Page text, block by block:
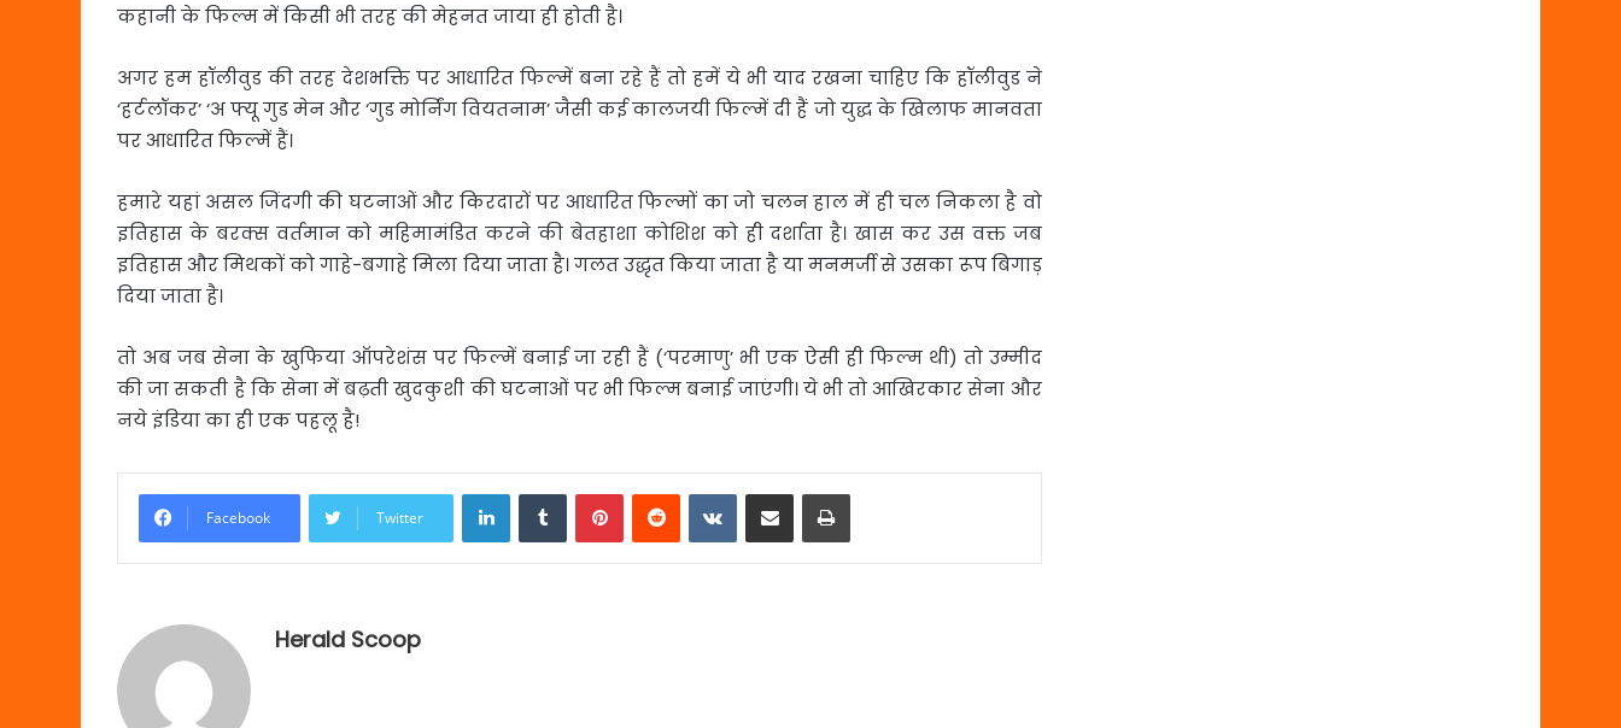
कहानी के फिल्म में किसी भी तरह की मेहनत जाया ही होती है।
अगर हम हॉलीवुड की तरह देशभक्ति पर आधारित फिल्में बना रहे हैं तो हमें ये भी याद रखना चाहिए कि हॉलीवुड ने
‘हर्टलॉकर’ ‘अ फ्यू गुड मेन और ‘गुड मोर्निंग वियतनाम’ जैसी कई कालजयी फिल्में दी हैं जो युद्ध के खिलाफ मानवता
पर आधारित फिल्में हैं।
हमारे यहां असल जिंदगी की घटनाओं और किरदारों पर आधारित फिल्मों का जो चलन हाल में ही चल निकला है वो
इतिहास के बरक्स वर्तमान को महिमामंडित करने की बेतहाशा कोशिश को ही दर्शाता है। खास कर उस वक्त जब
इतिहास और मिथकों को गाहे-बगाहे मिला दिया जाता है। गलत उद्धृत किया जाता है या मनमर्जी से उसका रूप बिगाड़
दिया जाता है।
तो अब जब सेना के खुफिया ऑपरेशंस पर फिल्में बनाई जा रही हैं (‘परमाणु’ भी एक ऐसी ही फिल्म थी) तो उम्मीद
की जा सकती है कि सेना में बढ़ती खुदकुशी की घटनाओं पर भी फिल्म बनाई जाएंगी। ये भी तो आखिरकार सेना और
नये इंडिया का ही एक पहलू है!
Facebook Twitter
LinkedInTumblrPinterestReddit VKontakte
Share via Email Print
Herald Scoop